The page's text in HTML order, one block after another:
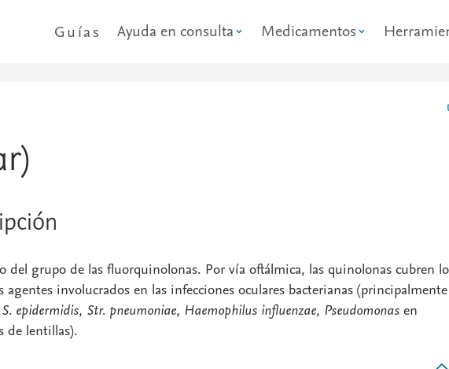
Guías Ayuda en consulta Medicamentos
del grupo de las fluorquinolonas. Por vía oftálmica, las quinolonas cubren
agentes involucrados en las infecciones oculares bacterianas (principalmente
S. epidermidis, Str. pneumoniae, Haemophilus influenzae, Pseudomonas en
de lentillas).